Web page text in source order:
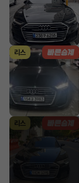
리스
리스